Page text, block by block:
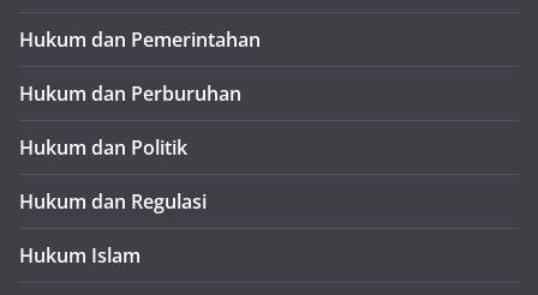
Hukum dan Pemerintahan
Hukum dan Perburuhan
Hukum dan Politik
Hukum dan Regulasi
Hukum Islam